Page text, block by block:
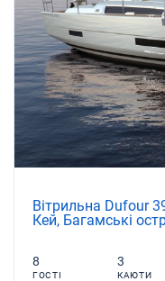
Вітрильна Dufour
Кей, Багамські
8
ГОСТІ
3
КАЮТИ